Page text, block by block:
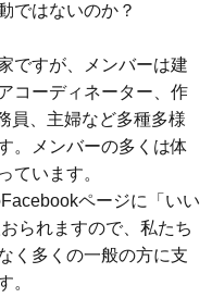
ではないのか？
ですが、メンバーは建
コーディネーター、作
員、主婦など多種多様
。メンバーの多くは体
ています。
ページに「いい
られますので、私たち
く多くの一般の方に支
。